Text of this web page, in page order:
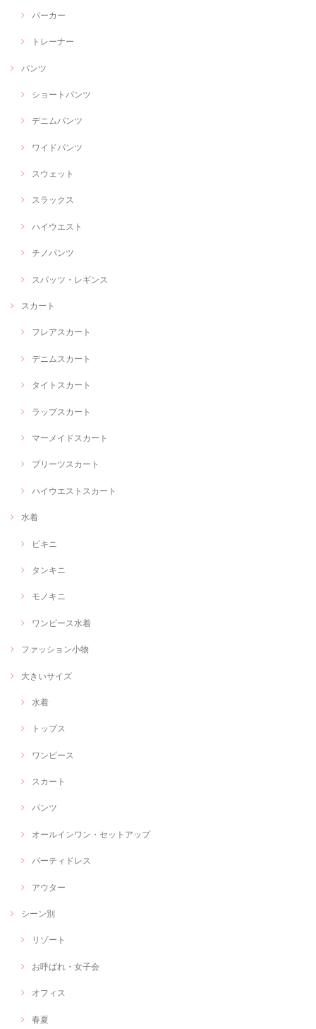
パーカー
トレーナー
パンツ
ショートパンツ
デニムパンツ
ワイドパンツ
スウェット
スラックス
ハイウエスト
チノパンツ
スパッツ・レギンス
スカート
フレアスカート
デニムスカート
タイトスカート
ラップスカート
マーメイドスカート
プリーツスカート
ハイウエストスカート
水着
ビキニ
タンキニ
モノキニ
ワンピース水着
ファッション小物
大きいサイズ
水着
トップス
ワンピース
スカート
パンツ
オールインワン・セットアップ
パーティドレス
アウター
シーン別
リゾート
お呼ばれ・女子会
オフィス
春夏